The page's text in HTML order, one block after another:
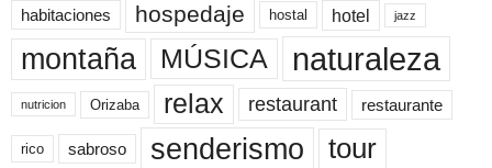
habitaciones hospedaje hostal hotel jazz
montaña MÚSICA naturaleza
nutricion Orizaba relax restaurant restaurante
rico sabroso senderismo tour